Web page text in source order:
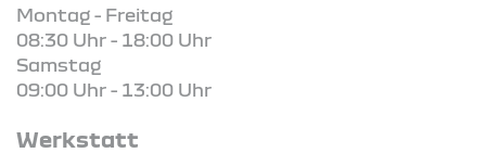
Montag - Freitag
08:30 Uhr - 18:00 Uhr
Samstag
09:00 Uhr - 13:00 Uhr
Werkstatt